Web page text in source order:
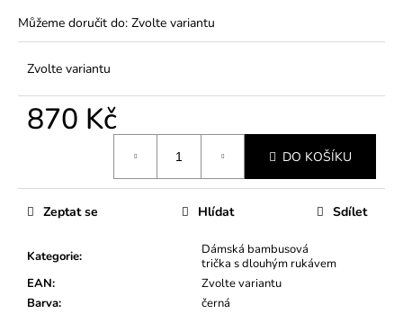
Můžeme doručit do: Zvolte variantu
Zvolte variantu
870 Kč
DO KOŠÍKU
Kategorie:
Dámská bambusová
trička s dlouhým rukávem
EAN:
Zvolte variantu
Barva:
černá
Zeptat se Hlídat Sdílet